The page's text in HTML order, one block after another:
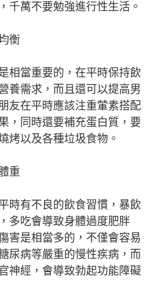
千萬不要勉強進行性生活。
衡
相當重要的，在平時保持飲
養需求，而且還可以提高男
友在平時應該注重葷素搭配
，同時還要補充蛋白質，要
烤以及各種垃圾食物。
重
時有不良的飲食習慣，暴飲
多吃會導致身體過度肥胖
害是相當多的，不僅會容易
尿病等嚴重的慢性疾病，而
神經，會導致勃起功能障礙